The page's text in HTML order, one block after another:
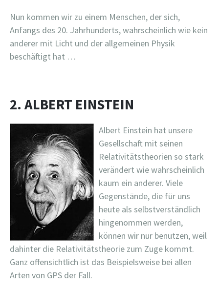
Nun kommen wir zu einem Menschen, der sich,
Anfangs des 20. Jahrhunderts, wahrscheinlich wie kein
anderer mit Licht und der allgemeinen Physik
beschäftigt hat …
2. ALBERT EINSTEIN
Albert Einstein hat unsere
Gesellschaft mit seinen
Relativitätstheorien so stark
verändert wie wahrscheinlich
kaum ein anderer. Viele
Gegenstände, die für uns
heute als selbstverständlich
hingenommen werden,
können wir nur benutzen, weil
dahinter die Relativitätstheorie zum Zuge kommt.
Ganz offensichtlich ist das Beispielsweise bei allen
Arten von GPS der Fall.